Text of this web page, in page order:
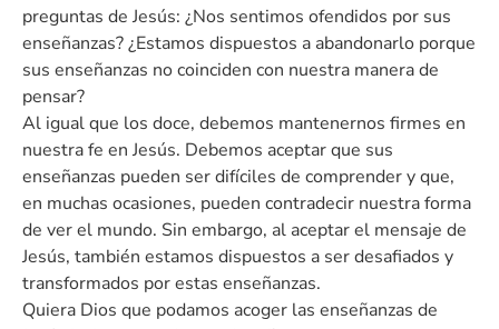
preguntas de Jesús: ¿Nos sentimos ofendidos por sus
enseñanzas? ¿Estamos dispuestos a abandonarlo porque
sus enseñanzas no coinciden con nuestra manera de
pensar?
Al igual que los doce, debemos mantenernos firmes en
nuestra fe en Jesús. Debemos aceptar que sus
enseñanzas pueden ser difíciles de comprender y que,
en muchas ocasiones, pueden contradecir nuestra forma
de ver el mundo. Sin embargo, al aceptar el mensaje de
Jesús, también estamos dispuestos a ser desafiados y
transformados por estas enseñanzas.
Quiera Dios que podamos acoger las enseñanzas de